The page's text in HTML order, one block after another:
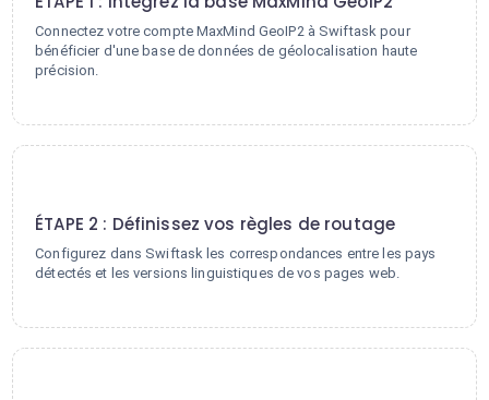
Connectez votre compte MaxMind GeoIP2 à Swiftask pour
bénéficier d'une base de données de géolocalisation haute
précision.
ÉTAPE 2 : Définissez vos règles de routage
Configurez dans Swiftask les correspondances entre les pays
détectés et les versions linguistiques de vos pages web.